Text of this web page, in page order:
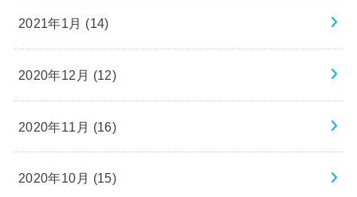
2021年1月 (14)
2020年12月 (12)
2020年11月 (16)
2020年10月 (15)